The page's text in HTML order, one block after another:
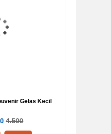
Gelas Kecil
4.500